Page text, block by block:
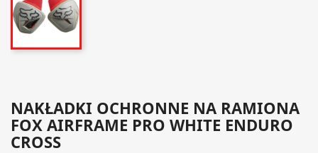
NAKŁADKI OCHRONNE NA RAMIONA
FOX AIRFRAME PRO WHITE ENDURO
CROSS